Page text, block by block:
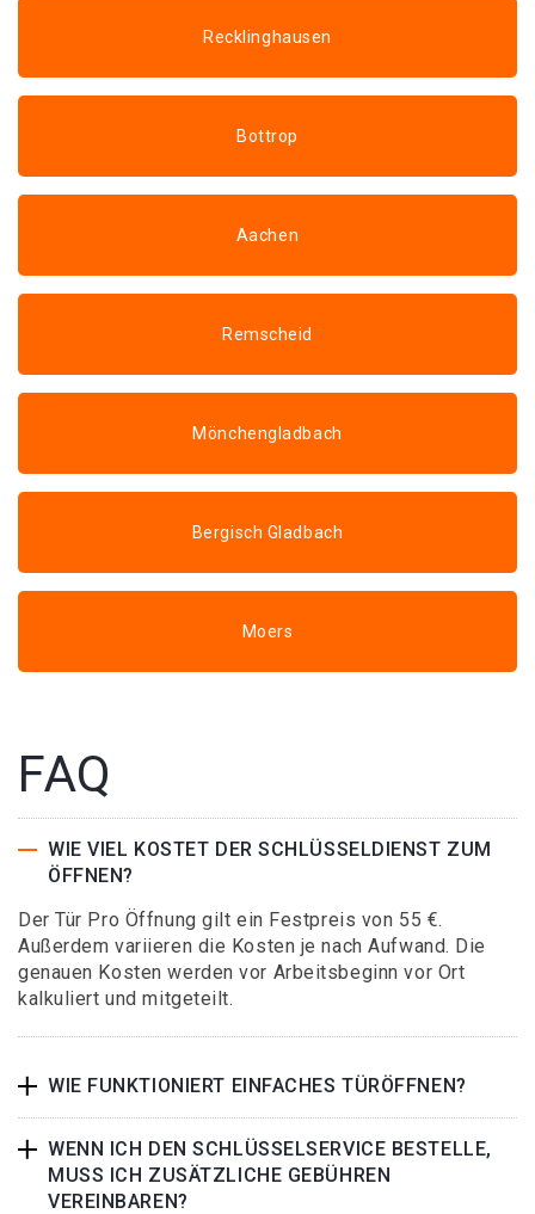
Recklinghausen
Bottrop
Aachen
Remscheid
Mönchengladbach
Bergisch Gladbach
Moers
FAQ
WIE VIEL KOSTET DER SCHLÜSSELDIENST ZUM
ÖFFNEN?
Der Tür Pro Öffnung gilt ein Festpreis von 55 €.
Außerdem variieren die Kosten je nach Aufwand. Die
genauen Kosten werden vor Arbeitsbeginn vor Ort
kalkuliert und mitgeteilt.
WIE FUNKTIONIERT EINFACHES TÜRÖFFNEN?
WENN ICH DEN SCHLÜSSELSERVICE BESTELLE,
MUSS ICH ZUSÄTZLICHE GEBÜHREN
VEREINBAREN?